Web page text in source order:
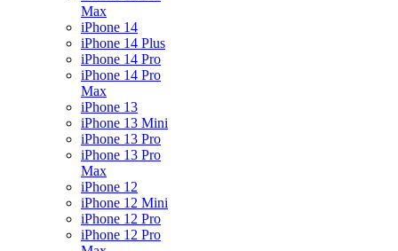
Max
iPhone 14
iPhone 14 Plus
iPhone 14 Pro
iPhone 14 Pro
Max
iPhone 13
iPhone 13 Mini
iPhone 13 Pro
iPhone 13 Pro
Max
iPhone 12
iPhone 12 Mini
iPhone 12 Pro
iPhone 12 Pro